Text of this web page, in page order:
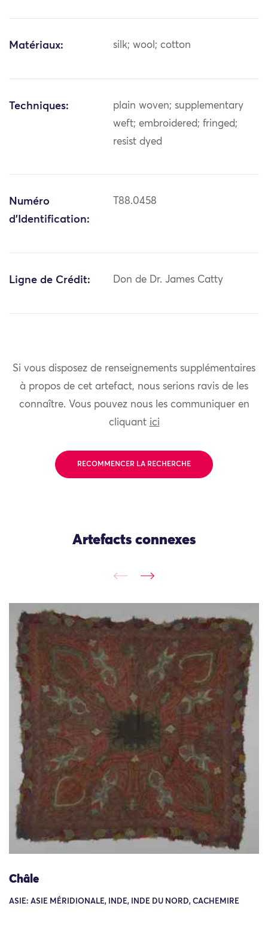
Matériaux: silk; wool; cotton
Techniques:
plain woven; supplementary
weft; embroidered; fringed;
resist dyed
Numéro
d'Identification:
T88.0458
Ligne de Crédit: Don de Dr. James Catty
Si vous disposez de renseignements supplémentaires
à propos de cet artefact, nous serions ravis de les
connaître. Vous pouvez nous les communiquer en
cliquant ici
RECOMMENCER LA RECHERCHE
Artefacts connexes
Châle
ASIE: ASIE MÉRIDIONALE, INDE, INDE DU NORD, CACHEMIRE